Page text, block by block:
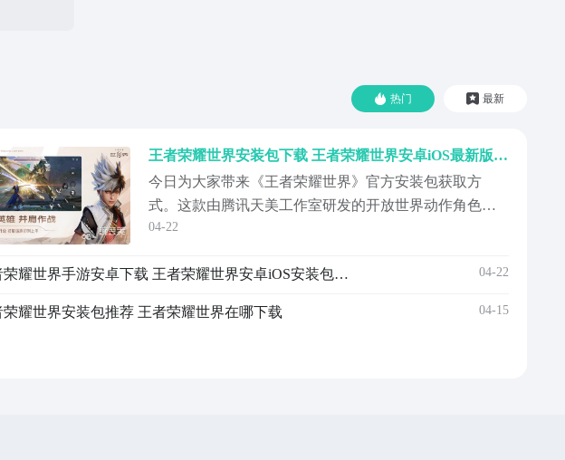
热门 最新
王者荣耀世界安装包下载 王者荣耀世界安卓iOS最新版本获取方式
今日为大家带来《王者荣耀世界》官方安装包获取方
式。这款由腾讯天美工作室研发的开放世界动作角色扮
演游戏，以东方幻想为世界观基底，构建出规模宏大、
法，主打高自由度探索体验——玩家可自由奔跑、攀爬
式地图互动。《
04-22
王者荣耀世界手游安卓下载 王者荣耀世界安卓iOS安装包获取 04-22
荣耀世界安装包推荐 王者荣耀世界在哪下载 04-15